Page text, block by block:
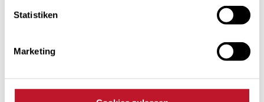
Statistiken
Marketing
langanhaltenden und besonders sonnenreichen
Sommer hat die Ertragslage des TEE-Portfolios
Erneuerbaren-Portfolio aus Wind- und PV-
geschwächte Windjahr 2018 sehr gut kompensieren
können.“ Im zurückliegenden Ertragsjahr 2018